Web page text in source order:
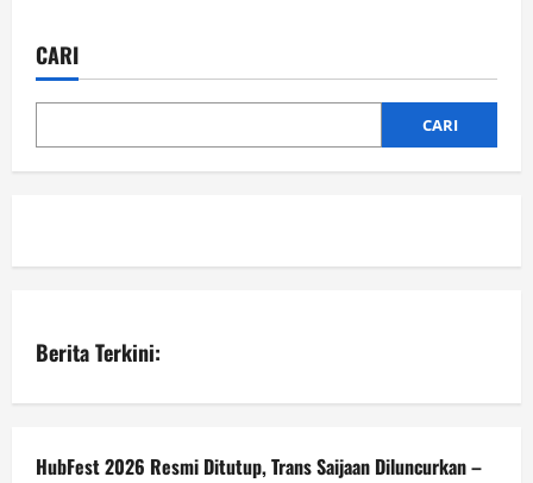
Regional
Kalimantan
Distribusi
CARI
CARI
Berita Terkini:
HubFest 2026 Resmi Ditutup, Trans Saijaan Diluncurkan –